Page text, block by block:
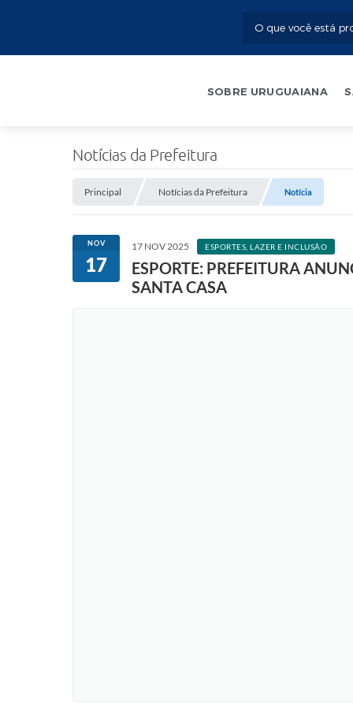
SOBRE URUGUAIANA
Notícias da Prefeitura
Principal Notícias da Prefeitura Notícia
NOV
17
17 NOV 2025 ESPORTES, LAZER E INCLUSÃO
ESPORTE: PREFEITURA
SANTA CASA